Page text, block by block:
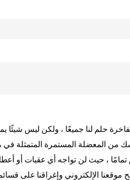
حلم لنا جميعًا ، ولكن ليس
المعضلة المستمرة المتمثلة في
تمامًا ، حيث لن تواجه أي عقبات أو
الإلكتروني وإغراقنا على